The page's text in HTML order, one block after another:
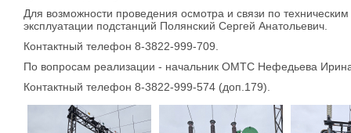
Для возможности проведения осмотра и связи по
эксплуатации подстанций Полянский Сергей Анатольевич.
Контактный телефон 8-3822-999-709.
По вопросам реализации - начальник ОМТС Нефедьева
Контактный телефон 8-3822-999-574 (доп.179).